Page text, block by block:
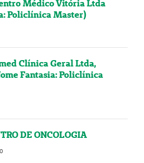
Médico Vitória Ltda
Policlínica Master)
Clínica Geral Ltda,
Fantasia: Policlínica
DE ONCOLOGIA